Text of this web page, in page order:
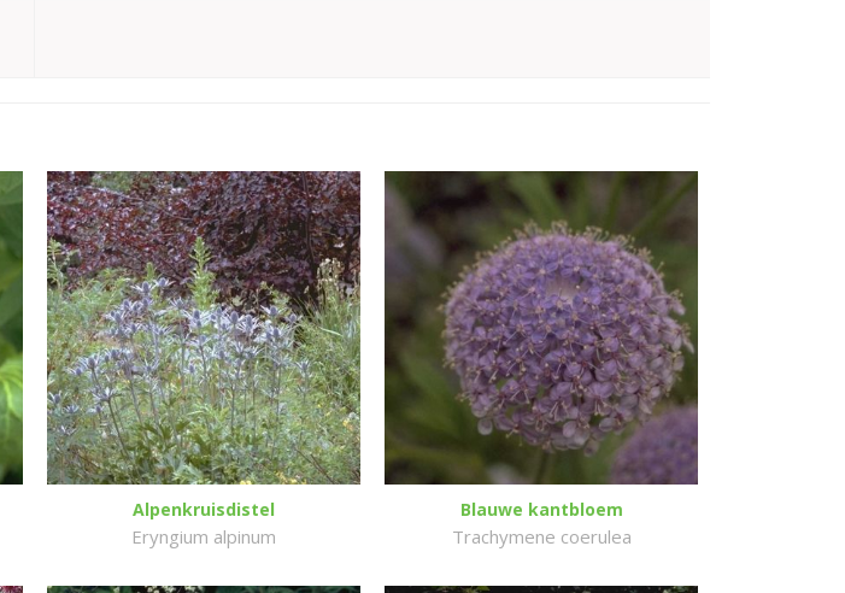
Alpenkruisdistel
Eryngium alpinum
Blauwe kantbloem
Trachymene coerulea